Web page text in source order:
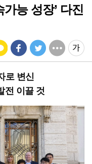
능 성장’ 다진
로 변신
전 이끌 것